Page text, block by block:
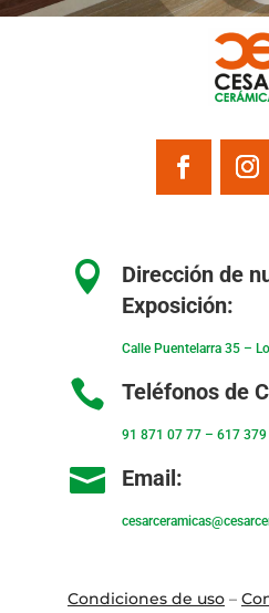

Dirección de
Exposición:
Calle Puentelarra 35 –
 Teléfonos de
91 871 07 77– 617
 Email:
Condiciones de uso–